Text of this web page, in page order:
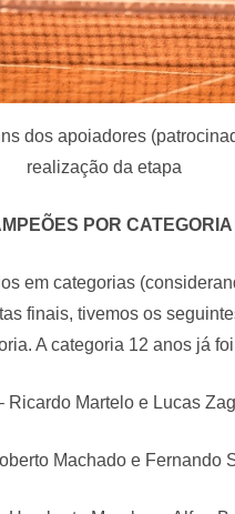
dos apoiadores
realização da etapa
POR CATEGORIA
em categorias
finais, tivemos os
A categoria 12 anos já
Ricardo Martelo e Lucas
Machado e Fernando